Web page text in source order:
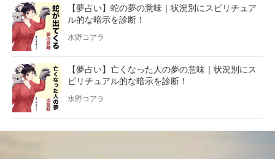
【夢占い】蛇の夢の意味｜状況別にスピリチュア
ル的な暗示を診断！
水野コアラ
【夢占い】亡くなった人の夢の意味｜状況別にス
ピリチュアル的な暗示を診断！
水野コアラ